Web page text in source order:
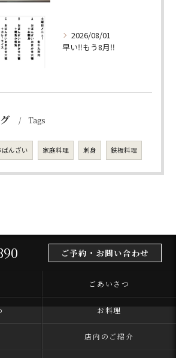
2026/08/01
早い‼️もう8月‼️
Tags
ばんざい 家庭料理 刺身 鉄板料理
ご予約・お問い合わせ
ごあいさつ
お料理
店内のご紹介